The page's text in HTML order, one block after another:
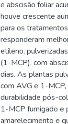
e abscisão foliar
houve crescente
para os
responderam
etileno,
(1-MCP), com
dias. As plantas
com AVG e 1-
durabilidade pós-
1-MCP fumigado e
amarelecimento e